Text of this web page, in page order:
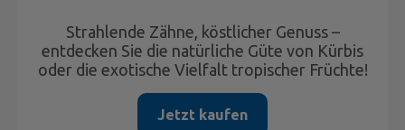
Strahlende Zähne, köstlicher Genuss –
entdecken Sie die natürliche Güte von Kürbis
oder die exotische Vielfalt tropischer Früchte!
Jetzt kaufen